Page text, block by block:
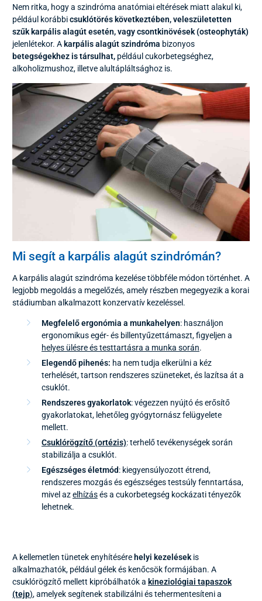
Nem ritka, hogy a szindróma anatómiai eltérések miatt alakul ki,
például korábbicsuklótörés következtében, veleszületetten
szűk karpális alagút esetén, vagy csontkinövések (osteophyták)
jelenlétekor. A karpális alagút szindróma bizonyos
betegségekhez is társulhat, például cukorbetegséghez,
alkoholizmushoz, illetve alultápláltsághoz is.
Mi segít a karpális alagút szindrómán?
A karpális alagút szindróma kezelése többféle módon történhet. A
legjobb megoldás a megelőzés, amely részben megegyezik a korai
stádiumban alkalmazott konzervatív kezeléssel.
Megfelelő ergonómia a munkahelyen: használjon
ergonomikus egér- és billentyűzettámaszt, figyeljen a
helyes ülésre és testtartásra a munka során.
Elegendő pihenés: ha nem tudja elkerülni a kéz
terhelését, tartson rendszeres szüneteket, és lazítsa át a
csuklót.
Rendszeres gyakorlatok: végezzen nyújtó és erősítő
gyakorlatokat, lehetőleg gyógytornász felügyelete
mellett.
Csuklórögzítő (ortézis): terhelő tevékenységek során
stabilizálja a csuklót.
Egészséges életmód: kiegyensúlyozott étrend,
rendszeres mozgás és egészséges testsúly fenntartása,
mivel azelhízásés a cukorbetegség kockázati tényezők
lehetnek.
A kellemetlen tünetek enyhítésére helyi kezelések is
alkalmazhatók, például gélek és kenőcsök formájában. A
csuklórögzítő mellett kipróbálhatók a kineziológiai tapaszok
(tejp), amelyek segítenek stabilizálni és tehermentesíteni a